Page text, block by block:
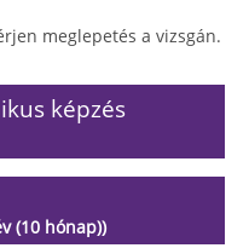
meglepetés a vizsgán.
képzés
(10 hónap))